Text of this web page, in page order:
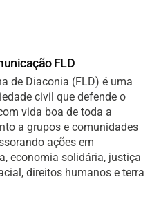
FLD
de Diaconia (FLD) é uma
civil que defende o
vida boa de toda a
a grupos e comunidades
ações em
economia solidária, justiça
direitos humanos e terra